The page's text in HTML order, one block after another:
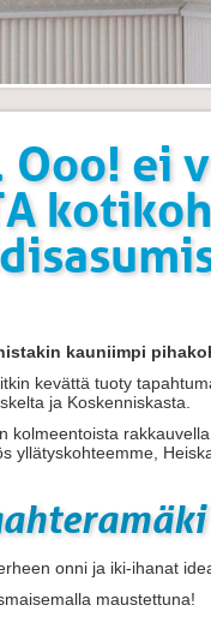
ei
kauniimpi
kevättä tuoty
ja Koskenniskasta.
kolmeentoista
yllätyskohteemme,
onni ja iki-ihanat
maustettuna!